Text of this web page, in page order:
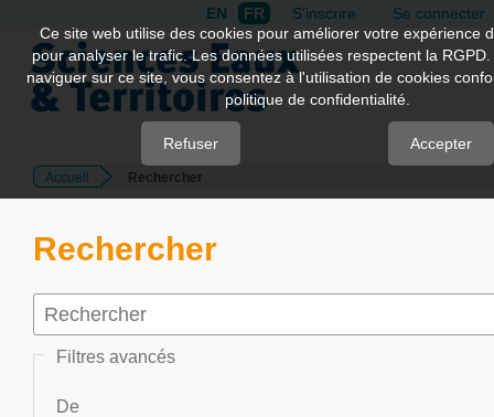
Quick
jump
page
Main
Content
EN FR S'inscrire Se connecter
Accueil Rechercher
Rechercher
Filtres avancés
De
Ce site web utilise des cookies pour améliorer votre expérience
pour analyser le trafic. Les données utilisées respectent la
naviguer sur ce site, vous consentez à l'utilisation de cookies
politique de confidentialité.
Refuser Accepter